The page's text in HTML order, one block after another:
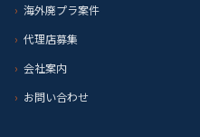
海外廃プラ案件
代理店募集
会社案内
お問い合わせ